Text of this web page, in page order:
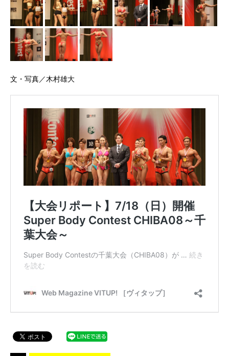
文・写真／木村雄大